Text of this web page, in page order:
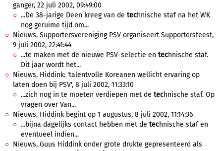
ganger, 22 juli 2002, 09:49:00
...De 38-jarige Deen kreeg van de technische staf na het WK
nog geruime tijd om...
Nieuws, Supportersvereniging PSV organiseert Supportersfeest,
9 juli 2002, 22:41:44
...te maken met de nieuwe PSV-selectie en technische staf.
Dit jaar wordt het...
Nieuws, Hiddink: 'talentvolle Koreanen wellicht ervaring op
laten doen bij PSV', 8 juli 2002, 11:33:10
...zich nog in te moeten verdiepen met de technische staf. Op
vragen over Van...
Nieuws, Hiddink begint op 1 augustus, 8 juli 2002, 11:14:36
...bijna dagelijks contact hebben met de technische staf en
eventueel indien...
Nieuws, Guus Hiddink onder grote drukte gepresenteerd als